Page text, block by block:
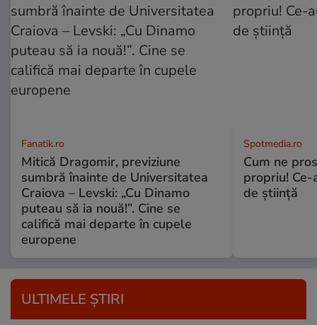
Fanatik.ro
Mitică Dragomir, previziune
sumbră înainte de Universitatea
Craiova – Levski: „Cu Dinamo
puteau să ia nouă!”. Cine se
califică mai departe în cupele
europene
Spotmedia.ro
Cum ne
propriu!
de știință
ULTIMELE ȘTIRI